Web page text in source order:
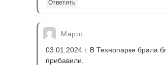
Ответить
Марго
03.01.2024 г. В Технопарке брала
прибавили.